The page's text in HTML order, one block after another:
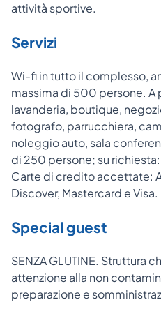
attività sportive.
Servizi
Wi-fi in tutto il complesso,
massima di 500 persone.
lavanderia, boutique,
fotografo, parrucchiera,
noleggio auto, sala
di 250 persone; su
Carte di credito accettate:
Discover, Mastercard e Visa.
Special guest
SENZA GLUTINE. Struttura
attenzione alla non
preparazione e